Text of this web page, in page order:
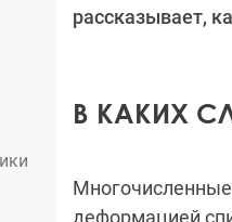
рассказывает,
В КАКИХ
деформацией